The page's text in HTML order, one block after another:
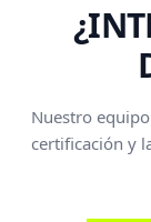
Nuestro
certificación y